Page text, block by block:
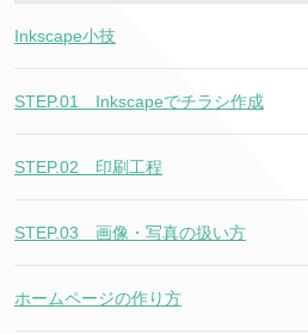
Inkscape小技
STEP.01＿Inkscapeでチラシ作成
STEP.02＿印刷工程
STEP.03＿画像・写真の扱い方
ホームページの作り方